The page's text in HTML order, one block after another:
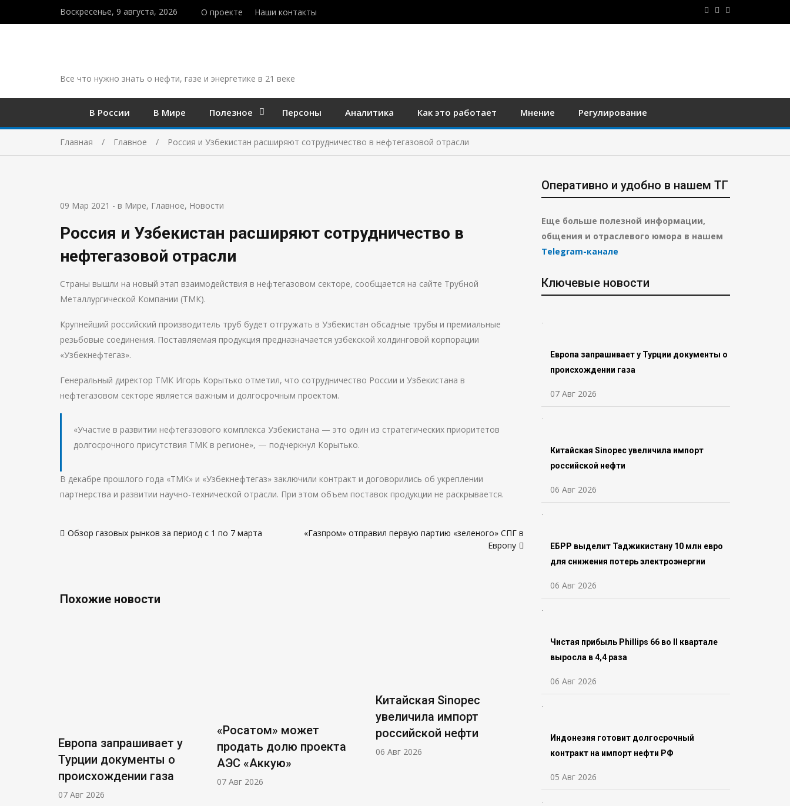
Воскресенье, 9 августа, 2026 О проекте Наши контакты
Все что нужно знать о нефти, газе и энергетике в 21 веке
В России В Мире Полезное Персоны Аналитика Как это работает Мнение Регулирование
Главная Главное Россия и Узбекистан расширяют сотрудничество в нефтегазовой отрасли
09 Мар 2021 - в Мире, Главное, Новости
Россия и Узбекистан расширяют сотрудничество в
нефтегазовой отрасли
Страны вышли на новый этап взаимодействия в нефтегазовом секторе, сообщается на сайте Трубной
Металлургической Компании (ТМК).
Крупнейший российский производитель труб будет отгружать в Узбекистан обсадные трубы и премиальные
резьбовые соединения. Поставляемая продукция предназначается узбекской холдинговой корпорации
«Узбекнефтегаз».
Генеральный директор ТМК Игорь Корытько отметил, что сотрудничество России и Узбекистана в
нефтегазовом секторе является важным и долгосрочным проектом.
«Участие в развитии нефтегазового комплекса Узбекистана — это один из стратегических приоритетов
долгосрочного присутствия ТМК в регионе», — подчеркнул Корытько.
В декабре прошлого года «ТМК» и «Узбекнефтегаз» заключили контракт и договорились об укреплении
партнерства и развитии научно-технической отрасли. При этом объем поставок продукции не раскрывается.
поОбзор газовых рынков за период с 1 по 7 марта
«Газпром» отправил первую партию «зеленого» СПГ в
Европу
Похожие новости
Европа запрашивает у
Турции документы о
происхождении газа
07 Авг 2026
«Росатом» может
продать долю проекта
АЭС «Аккую»
07 Авг 2026
Китайская Sinopec
увеличила импорт
российской нефти
06 Авг 2026
Оперативно и удобно в нашем ТГ
Еще больше полезной информации,
общения и отраслевого юмора в нашем
Telegram-канале
Ключевые новости
Европа запрашивает у Турции документы о
происхождении газа
07 Авг 2026
Китайская Sinopec увеличила импорт
российской нефти
06 Авг 2026
ЕБРР выделит Таджикистану 10 млн евро
для снижения потерь электроэнергии
06 Авг 2026
Чистая прибыль Phillips 66 во ll квартале
выросла в 4,4 раза
06 Авг 2026
Индонезия готовит долгосрочный
контракт на импорт нефти РФ
05 Авг 2026